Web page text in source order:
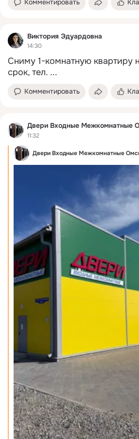
Виктория Эдуардовна
14:30
Сниму 1-комнатную квартиру
срок, тел. ...
Комментировать
Двери Входные Межкомнатные
11:32
Двери Входные Межкомнатные